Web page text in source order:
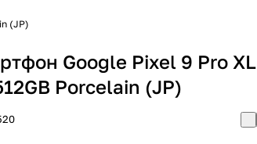
(JP)
Google Pixel 9 Pro XL
Porcelain (JP)